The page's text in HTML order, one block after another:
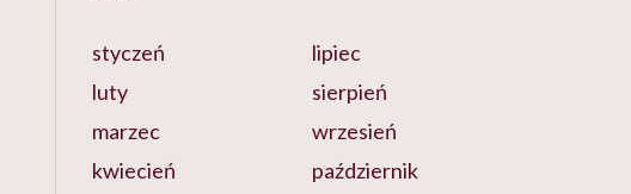
styczeń
luty
marzec
kwiecień
lipiec
sierpień
wrzesień
październik